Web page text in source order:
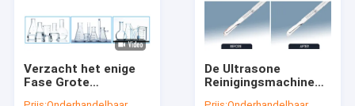
Verzacht het enige
Fase Grote
De Ultrasone
Reinigingsmachine